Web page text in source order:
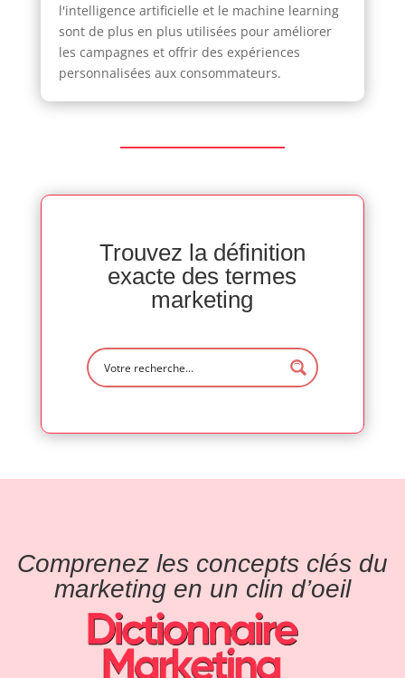
l'intelligence artificielle et le machine learning
sont de plus en plus utilisées pour améliorer
les campagnes et offrir des expériences
personnalisées aux consommateurs.
Trouvez la définition
exacte des termes
marketing
Comprenez les concepts clés du
marketing en un clin d’oeil